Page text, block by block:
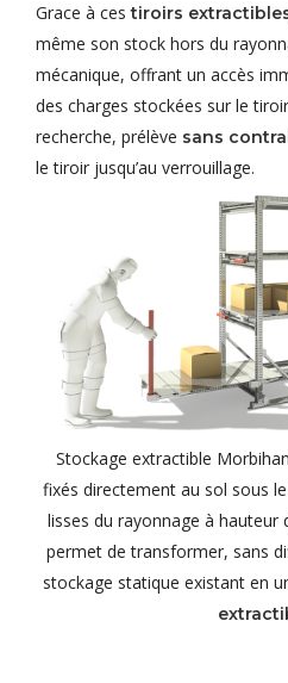
Grace à cestiroirs
même son stock hors du
mécanique, offrant un accès
des charges stockées sur le
recherche, prélève sans
le tiroir jusqu’au verrouillage.
Stockage extractible
fixés directement au sol sous
lisses du rayonnage à hauteur
permet de transformer, sans
stockage statique existant en